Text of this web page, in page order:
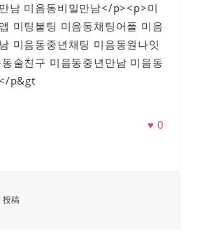
남 미음동비밀만남</p><p>미
미팅불팅 미음동채팅어플 미음
미음동중년채팅 미음동원나잇
술친구 미음동중년만남 미음동
p&gt
♥0
投稿